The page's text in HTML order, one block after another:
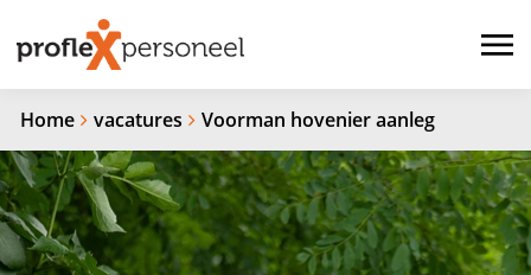
Home vacatures Voorman hovenier aanleg